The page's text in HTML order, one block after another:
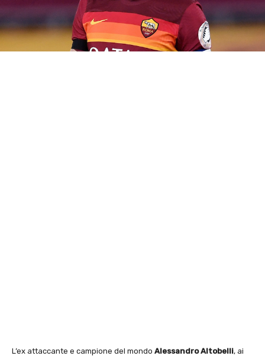
L’ex attaccante e campione del mondo Alessandro Altobelli, ai